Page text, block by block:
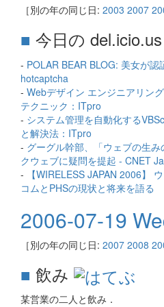
［別の年の同じ日: 2003 2007
■ 今日の del.icio.us
- POLAR BEAR BLOG: 美女が
hotcaptcha
- Webデザイン エンジニアリン
テクニック：ITpro
- システム管理を自動化する
と解決法：ITpro
- グーグル幹部、「ウェブの生
クウェブに疑問を提起 - CNET
-
【WIRELESS JAPAN 2006】
コムとPHSの現状と将来を語る
2006-07-19
［別の年の同じ日: 2007 2008
■ 飲み
某営業の二人と飲み．